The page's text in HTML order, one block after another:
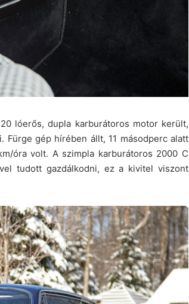
lóerős, dupla karburátoros motor került,
Fürge gép hírében állt, 11 másodperc alatt
óra volt. A szimpla karburátoros 2000 C
tudott gazdálkodni, ez a kivitel viszont